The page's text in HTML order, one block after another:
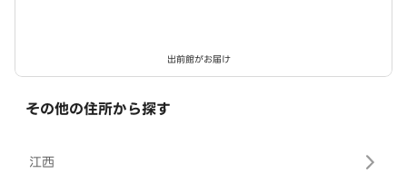
出前館がお届け
その他の住所から探す
江西